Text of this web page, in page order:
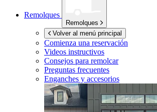
Remolques
Remolques
Volver al menú principal
Comienza una reservación
Videos instructivos
Consejos para remolcar
Preguntas frecuentes
Enganches y accesorios